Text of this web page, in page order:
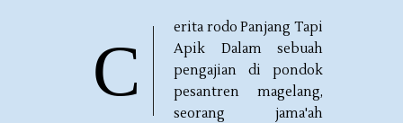
C
erita rodo Panjang Tapi
Apik Dalam sebuah
pengajian di pondok
pesantren magelang,
seorang jama'ah